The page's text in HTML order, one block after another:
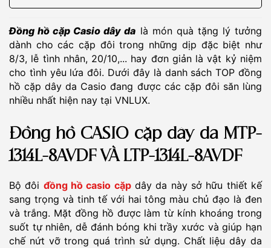
Đồng hồ cặp Casio dây da là món quà tặng lý tưởng
dành cho các cặp đôi trong những dịp đặc biệt như
8/3, lễ tình nhân, 20/10,... hay đơn giản là vật kỷ niệm
cho tình yêu lứa đôi. Dưới đây là danh sách TOP đồng
hồ cặp dây da Casio đang được các cặp đôi săn lùng
nhiều nhất hiện nay tại VNLUX.
Đồng hồ CASIO cặp dây da MTP-
1314L-8AVDF VÀ LTP-1314L-8AVDF
Bộ đôi đồng hồ casio cặpdây da này sở hữu thiết kế
sang trọng và tinh tế với hai tông màu chủ đạo là đen
và trắng. Mặt đồng hồ được làm từ kính khoáng trong
suốt tự nhiên, dễ đánh bóng khi trầy xước và giúp hạn
chế nứt vỡ trong quá trình sử dụng. Chất liệu dây da